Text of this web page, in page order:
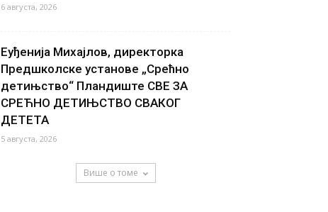
6 августа, 2026
Еуђенија Михајлов, директорка
Предшколске установе „Срећно
детињство“ Пландиште СВЕ ЗА
СРЕЋНО ДЕТИЊСТВО СВАКОГ
ДЕТЕТА
5 августа, 2026
Више о томе